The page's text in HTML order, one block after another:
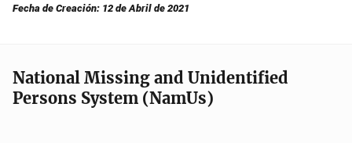
Fecha de Creación: 12 de Abril de 2021
National Missing and Unidentified
Persons System (NamUs)